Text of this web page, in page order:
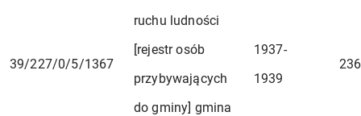
39/227/0/5/1367
ruchu ludności
[rejestr osób
przybywających
do gminy] gmina
1937-
1939
236